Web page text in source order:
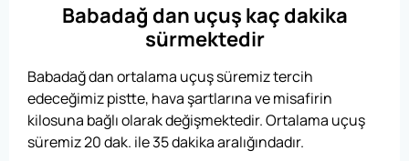
Babadağ dan uçuş kaç dakika
sürmektedir
Babadağ dan ortalama uçuş süremiz tercih
edeceğimiz pistte, hava şartlarına ve misafirin
kilosuna bağlı olarak değişmektedir. Ortalama uçuş
süremiz 20 dak. ile 35 dakika aralığındadır.